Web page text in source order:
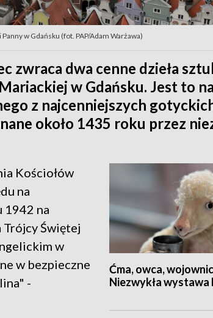
w Gdańsku (fot. PAP/Adam Warżawa)
zwraca dwa cenne dzieła
w Gdańsku. Jest to
z najcenniejszych
około 1435 roku przez
Ćma, owca,
Niezwykła wystawa
Kościołów
na
1942 na
Trójcy Świętej
w
w bezpieczne
-